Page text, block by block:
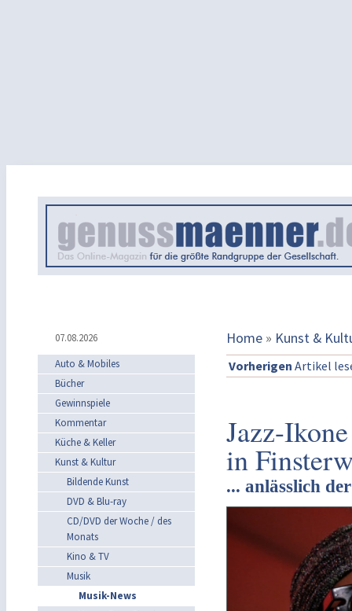
07.08.2026 Home » Kunst &
Auto & Mobiles
Bücher
Gewinnspiele
Kommentar
Küche & Keller
Kunst & Kultur
Bildende Kunst
DVD & Blu-ray
CD/DVD der Woche / des
Monats
Kino & TV
Musik
Musik-News
Vorherigen Artikel
Jazz-
in
... anlässlich